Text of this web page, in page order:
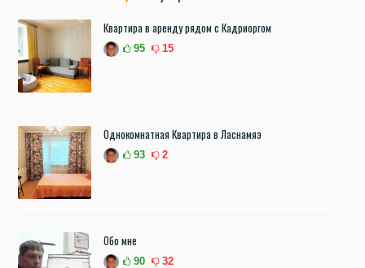
Квартира в аренду рядом с Кадриоргом
95 15
Однокомнатная Квартира в Ласнамяэ
93 2
Обо мне
90 32